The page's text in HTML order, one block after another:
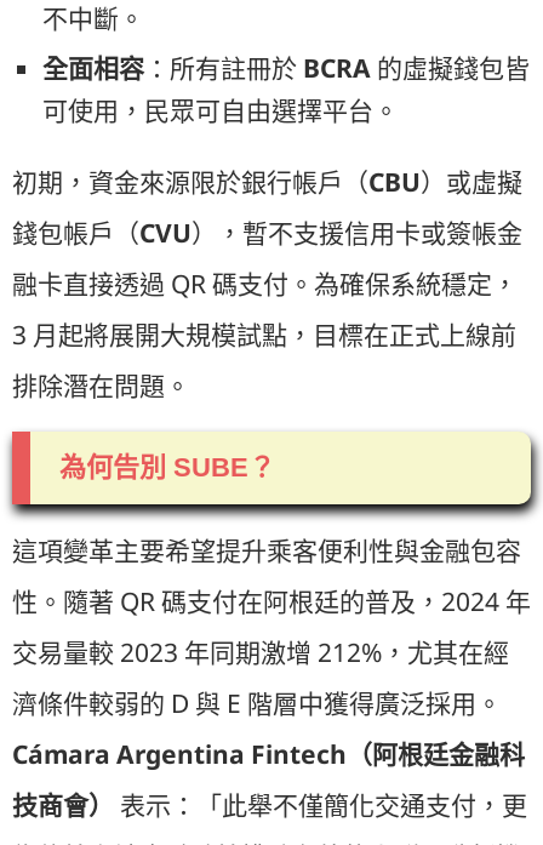
不中斷。
全面相容：所有註冊於 BCRA 的虛擬錢包皆
可使用，民眾可自由選擇平台。
初期，資金來源限於銀行帳戶（CBU）或虛擬
錢包帳戶（CVU），暫不支援信用卡或簽帳金
融卡直接透過 QR 碼支付。為確保系統穩定，
3 月起將展開大規模試點，目標在正式上線前
排除潛在問題。
為何告別 SUBE？
這項變革主要希望提升乘客便利性與金融包容
性。隨著 QR 碼支付在阿根廷的普及，2024 年
交易量較 2023 年同期激增 212%，尤其在經
濟條件較弱的 D 與 E 階層中獲得廣泛採用。
Cámara Argentina Fintech（阿根廷金融科
技商會）
表示：「此舉不僅簡化交通支付，更